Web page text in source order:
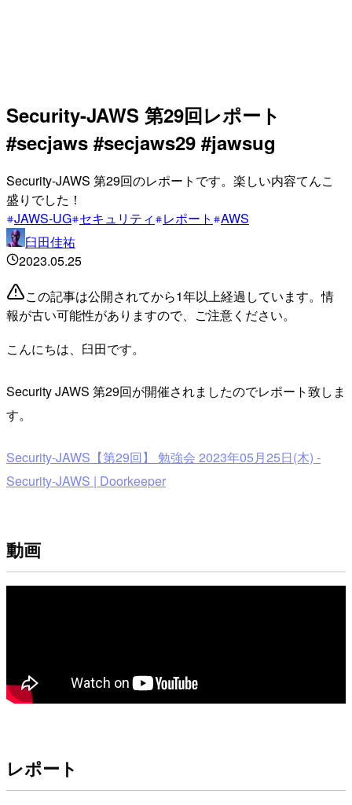
Security-JAWS 第29回レポート
#secjaws #secjaws29 #jawsug
Security-JAWS 第29回のレポートです。楽しい内容てんこ
盛りでした！
JAWS-UG セキュリティ レポート
AWS
臼田佳祐
2023.05.25
この記事は公開されてから1年以上経過しています。情
報が古い可能性がありますので、ご注意ください。
こんにちは、臼田です。
Security JAWS 第29回が開催されましたのでレポート致しま
す。
Security-JAWS【第29回】 勉強会 2023年05月25日(木) -
Security-JAWS | Doorkeeper
動画
レポート